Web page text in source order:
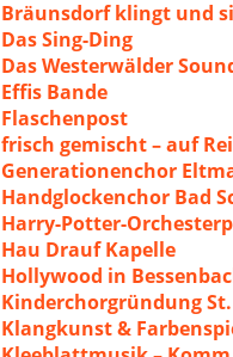
Bräunsdorf klingt und
Das Sing-Ding
Das Westerwälder
Effis Bande
Flaschenpost
frisch gemischt – auf
Generationenchor
Handglockenchor Bad
Harry-Potter-
Hau Drauf Kapelle
Hollywood in
Kinderchorgründung
Klangkunst &